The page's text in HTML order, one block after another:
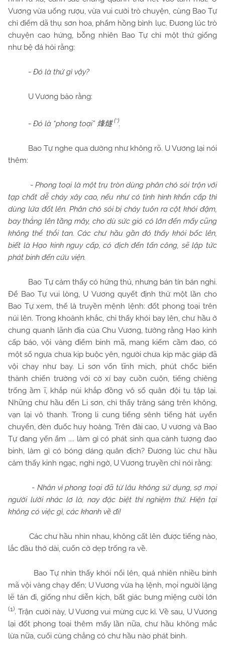
Vương vừa uống rượu, vừa vui cười trò chuyện, cùng Bao Tự
chỉ điểm dã thụ sơn hoa, phẩm hồng bình lục. Đương lúc trò
chuyện cao hứng, bỗng nhiên Bao Tự chỉ một thứ giống
như bệ đá hỏi rằng:
- Đó là thứ gì vậy?
U Vương bảo rằng:
- Đó là “phong toại” 烽燧 (*).
Bao Tự nghe qua dường như không rõ. U Vương lại nói
thêm:
-Phong toại là một trụ tròn dùng phân chó sói trộn với
tạp chất dễ cháy xây cao, nếu như có tình hình khẩn cấp thì
dùng lửa đốt lên. Phân chó sói bị cháy tuôn ra cột khói đậm,
bay thẳng lên tầng mây, cho dù sức gió có lớn đến mấy cũng
không thể thổi tan. Các chư hầu gần đó thấy khói bốc lên,
biết là Hạo kinh nguy cấp, có địch đến tấn công, sẽ lập tức
phát binh đến cứu viện.
Bao Tự cảm thấy có hứng thú, nhưng bán tín bán nghi.
Để Bao Tự vui lòng, U Vương quyết định thử một lần cho
Bao Tự xem, thế là truyền mệnh lệnh: đốt phong toại trên
núi lên. Trong khoảnh khắc, chỉ thấy khói bay lên, chư hầu ở
chung quanh lãnh địa của Chu Vương, tưởng rằng Hạo kinh
cấp báo, vội vàng điểm binh mã, mang kiếm cầm đao, có
một số ngựa chưa kịp buộc yên, người chưa kịp mặc giáp đã
vội chạy như bay. Li sơn vốn tĩnh mịch, phút chốc biến
thành chiến trường với cờ xí bay cuồn cuộn, tiếng chiêng
trống ầm ĩ, khắp núi khắp đồng vô số quân đội tụ tập lại.
Những chư hầu đến Li sơn, chỉ thấy trăng sáng trên không,
vạn lại vô thanh. Trong li cung tiếng sênh tiếng hát uyển
chuyển, đèn đuốc huy hoàng. Trên đài cao, U vương và Bao
Tự đang yến ẩm .... làm gì có phát sinh qua cảnh tượng đao
binh, làm gì có bóng dáng quân địch? Đương lúc chư hầu
cảm thấy kinh ngạc, nghi ngờ, U Vương truyền chỉ nói rằng:
-Nhân vì phong toại đã từ lâu không sử dụng, sợ mọi
người lười nhác lơ là, nay đặc biệt thí nghiệm thử. Hiện tại
không có việc gì, các khanh về đi!
Các chư hầu nhìn nhau, không cất lên được tiếng nào,
lắc đầu thở dài, cuốn cờ dẹp trống ra về.
Bao Tự nhìn thấy khói nổi lên, quả nhiên nhiều binh
mã vội vàng chạy đến; U Vương vừa hạ lệnh, mọi người lặng
lẽ tản đi, giống như diễn kịch, bất giác bưng miệng cười lớn
(1). Trận cười này, U Vương vui mừng cực kì. Về sau, U Vương
lại đốt phong toại thêm mấy lần nữa, chư hầu không mắc
lừa nữa, cuối cùng chẳng có chư hầu nào phát binh.